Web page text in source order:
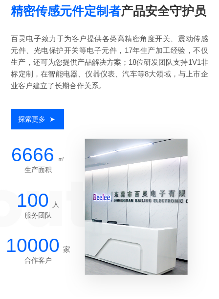
精密传感元件定制者产品安全守护员
百灵电子致力于为客户提供各类高精密角度开关、震动传感
元件、光电保护开关等电子元件，17年生产加工经验，不仅
生产，还可为您提供产品解决方案；18位研发团队支持1V1非
标定制，在智能电器、仪器仪表、汽车等8大领域，与上市企
业客户建立了长期合作关系。
探索更多 ➤
6666 ㎡
生产面积
100 人
服务团队
10000 家
合作客户